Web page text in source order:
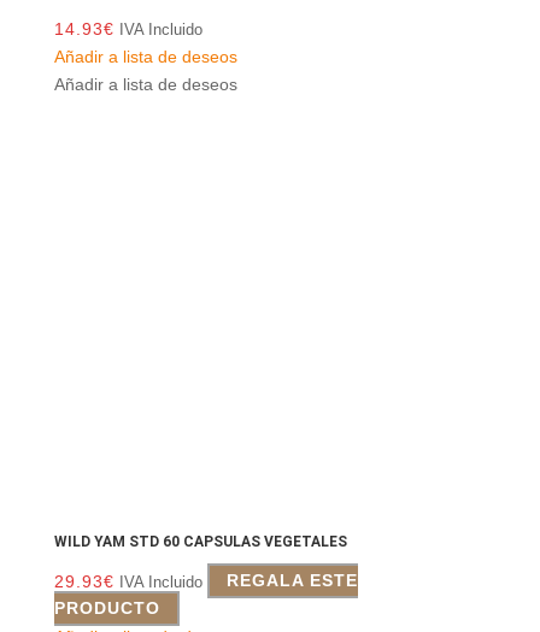
14.93€ IVA Incluido
Añadir a lista de deseos
Añadir a lista de deseos
WILD YAM STD 60 CAPSULAS VEGETALES
29.93€ IVA Incluido
REGALA ESTE
PRODUCTO